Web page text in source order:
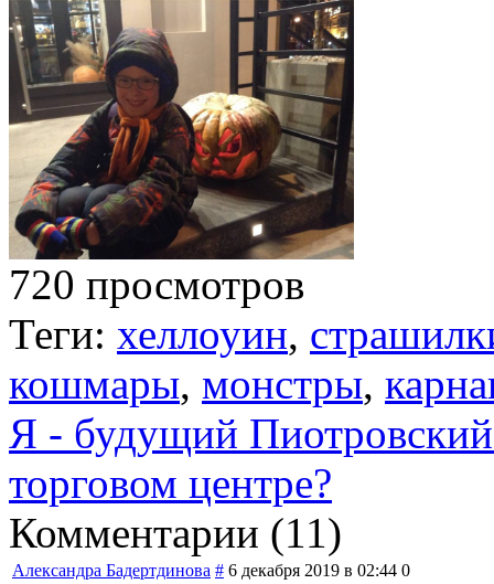
720 просмотров
Теги: хеллоуин,
кошмары, монстры,
Я - будущий
торговом центре?
Комментарии (11 )
Александра Бадертдинова # 6 декабря 2019 в 02:44 0